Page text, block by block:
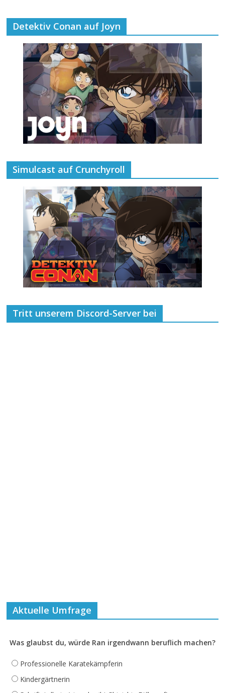
Detektiv Conan auf Joyn
Simulcast auf Crunchyroll
Tritt unserem Discord-Server bei
Aktuelle Umfrage
Was glaubst du, würde Ran irgendwann beruflich machen?
Professionelle Karatekämpferin
Kindergärtnerin